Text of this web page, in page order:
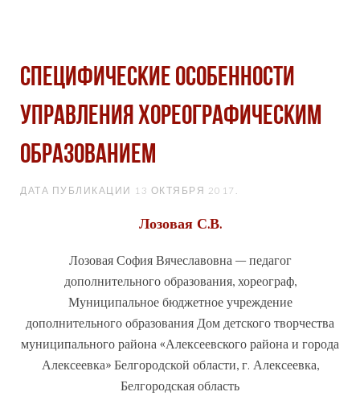
СПЕЦИФИЧЕСКИЕ ОСОБЕННОСТИ
УПРАВЛЕНИЯ ХОРЕОГРАФИЧЕСКИМ
ОБРАЗОВАНИЕМ
ДАТА ПУБЛИКАЦИИ 13 ОКТЯБРЯ 2017 .
Лозовая С.В.
Лозовая София Вячеславовна – педагог
дополнительного образования, хореограф,
Муниципальное бюджетное учреждение
дополнительного образования Дом детского творчества
муниципального района «Алексеевского района и города
Алексеевка» Белгородской области, г. Алексеевка,
Белгородская область